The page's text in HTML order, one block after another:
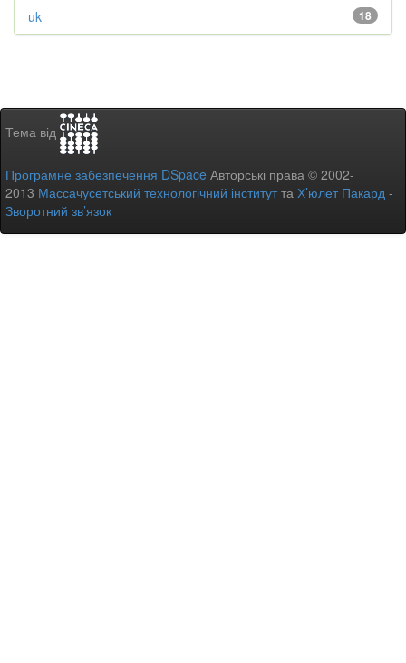
18
uk
Тема від
Програмне забезпечення DSpace Авторські права © 2002-
2013 Массачусетський технологічний інститутта Х’юлет Пакард -
Зворотний зв’язок